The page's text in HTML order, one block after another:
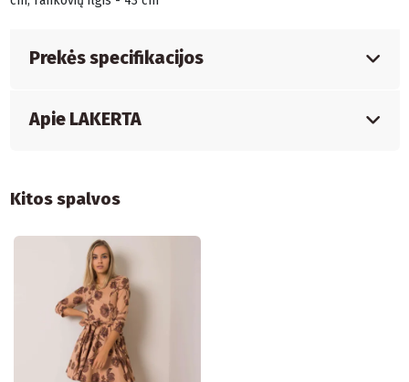
Prekės specifikacijos
Apie LAKERTA
Kitos spalvos